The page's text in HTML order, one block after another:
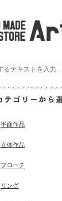
平面作品
立体作品
ブローチ
リング